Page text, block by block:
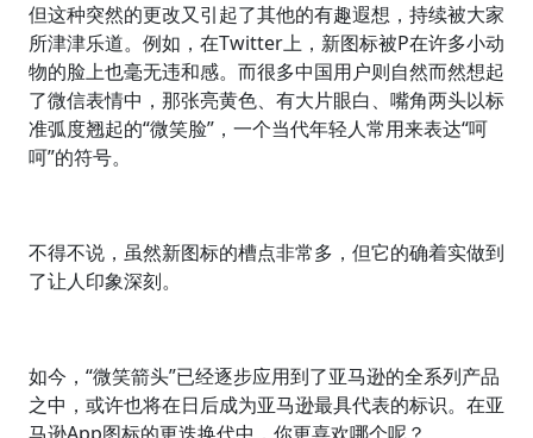
但这种突然的更改又引起了其他的有趣遐想，持续被大家
所津津乐道。例如，在Twitter上，新图标被P在许多小动
物的脸上也毫无违和感。而很多中国用户则自然而然想起
了微信表情中，那张亮黄色、有大片眼白、嘴角两头以标
准弧度翘起的“微笑脸”，一个当代年轻人常用来表达“呵
呵”的符号。
不得不说，虽然新图标的槽点非常多，但它的确着实做到
了让人印象深刻。
如今，“微笑箭头”已经逐步应用到了亚马逊的全系列产品
之中，或许也将在日后成为亚马逊最具代表的标识。在亚